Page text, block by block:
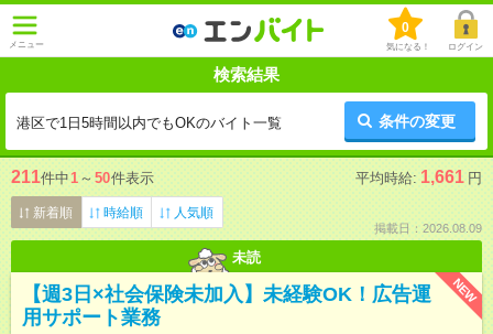
メニュー
0
気になる！ ログイン
検索結果
港区で1日5時間以内でもOKのバイト一覧 条件の変更
211件中1 ～ 50件表示 平均時給: 1,661 円
新着順 時給順 人気順
掲載日：2026.08.09
未読
NEW
【週3日×社会保険未加入】未経験OK！広告運
用サポート業務